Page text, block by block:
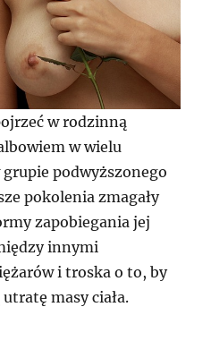
w rodzinną
w wielu
podwyższonego
pokolenia zmagały
zapobiegania jej
innymi
i troska o to, by
masy ciała.